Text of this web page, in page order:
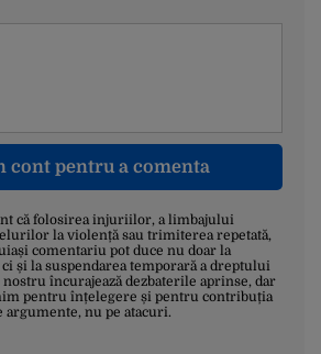
cont pentru a comenta
că folosirea injuriilor, a limbajului
la violență sau trimiterea repetată,
comentariu pot duce nu doar la
și la suspendarea temporară a dreptului
nostru încurajează dezbaterile aprinse, dar
pentru înțelegere și pentru contribuția
argumente, nu pe atacuri.